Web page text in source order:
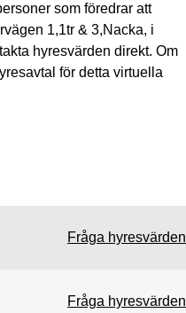
som föredrar att
1,1tr & 3,Nacka, i
hyresvärden direkt. Om
för detta virtuella
Fråga hyresvärden
Fråga hyresvärden